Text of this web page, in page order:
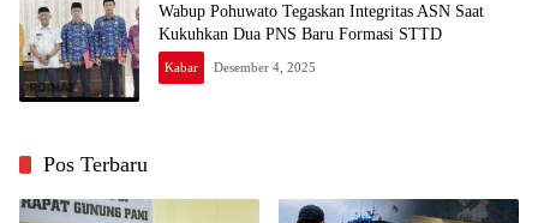
Wabup Pohuwato Tegaskan Integritas ASN Saat
Kukuhkan Dua PNS Baru Formasi STTD
Kabar Desember 4, 2025
Pos Terbaru